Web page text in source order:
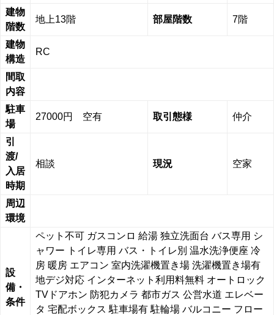
建物
階数
地上13階 部屋階数 7階
建物
構造
RC
間取
内容
駐車
場
27000円 空有 取引態様 仲介
引
渡/
入居
時期
相談 現況 空家
周辺
環境
設
備・
条件
ペット不可 ガスコンロ 給湯 独立洗面台 バス専用 シ
ャワー
トイレ専用 バス・トイレ別 温水洗浄便座 冷
房 暖房 エアコン 室内洗濯機置き場 洗濯機置き場有
地デジ対応 インターネット利用料無料 オートロック
TVドアホン 防犯カメラ 都市ガス 公営水道 エレベー
タ 宅配ボックス 駐車場有 駐輪場 バルコニー フロー